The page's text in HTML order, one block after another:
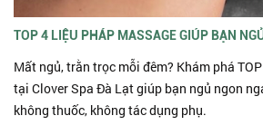
TOP 4 LIỆU PHÁP MASSAGE GIÚP BẠN
Mất ngủ, trằn trọc mỗi đêm? Khám phá
tại Clover Spa Đà Lạt giúp bạn ngủ ngon
không thuốc, không tác dụng phụ.